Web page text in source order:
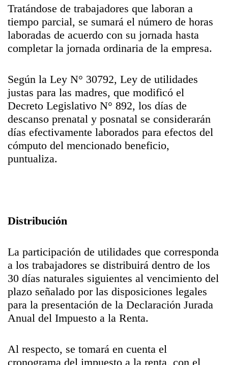
Tratándose de trabajadores que laboran a
tiempo parcial, se sumará el número de horas
laboradas de acuerdo con su jornada hasta
completar la jornada ordinaria de la empresa.
Según la Ley N° 30792, Ley de utilidades
justas para las madres, que modificó el
Decreto Legislativo N° 892, los días de
descanso prenatal y posnatal se considerarán
días efectivamente laborados para efectos del
cómputo del mencionado beneficio,
puntualiza.
Distribución
La participación de utilidades que corresponda
a los trabajadores se distribuirá dentro de los
30 días naturales siguientes al vencimiento del
plazo señalado por las disposiciones legales
para la presentación de la Declaración Jurada
Anual del Impuesto a la Renta.
Al respecto, se tomará en cuenta el
cronograma del impuesto a la renta, con el